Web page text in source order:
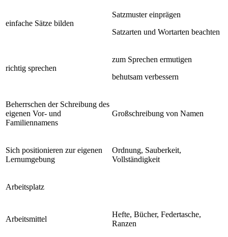
einfache Sätze bilden
Satzmuster einprägen
Satzarten und Wortarten beachten
richtig sprechen
zum Sprechen ermutigen
behutsam verbessern
Beherrschen der Schreibung des
eigenen Vor- und
Familiennamens
Großschreibung von Namen
Sich positionieren zur eigenen
Lernumgebung
Ordnung, Sauberkeit,
Vollständigkeit
Arbeitsplatz
Arbeitsmittel
Hefte, Bücher, Federtasche,
Ranzen